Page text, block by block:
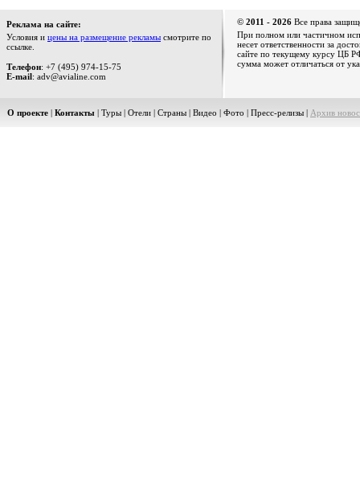
Реклама на сайте:
Условия и цены на размещение рекламы смотрите по
ссылке.
Телефон: +7 (495) 974-15-75
E-mail: adv@avialine.com
© 2011 - 2026 Все права
При полном или частичном
несет ответственности за
сайте по текущему курсу ЦБ
сумма может отличаться от
О проекте | Контакты | Туры | Отели | Страны | Видео | Фото | Пресс-релизы | Архив